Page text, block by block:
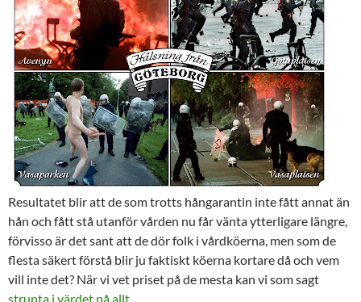
Resultatet blir att de som trotts hångarantin inte fått annat än
hån och fått stå utanför vården nu får vänta ytterligare längre,
förvisso är det sant att de dör folk i vårdköerna, men som de
flesta säkert förstå blir ju faktiskt köerna kortare då och vem
vill inte det? När vi vet priset på de mesta kan vi som sagt
strunta i värdet på allt